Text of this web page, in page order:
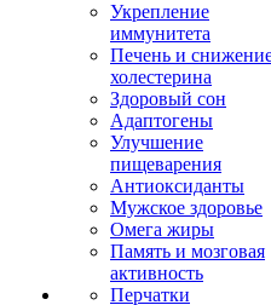
Укрепление
иммунитета
Печень и
холестерина
Здоровый сон
Адаптогены
Улучшение
пищеварения
Антиоксиданты
Мужское здоровье
Омега жиры
Память и мозговая
активность
Перчатки